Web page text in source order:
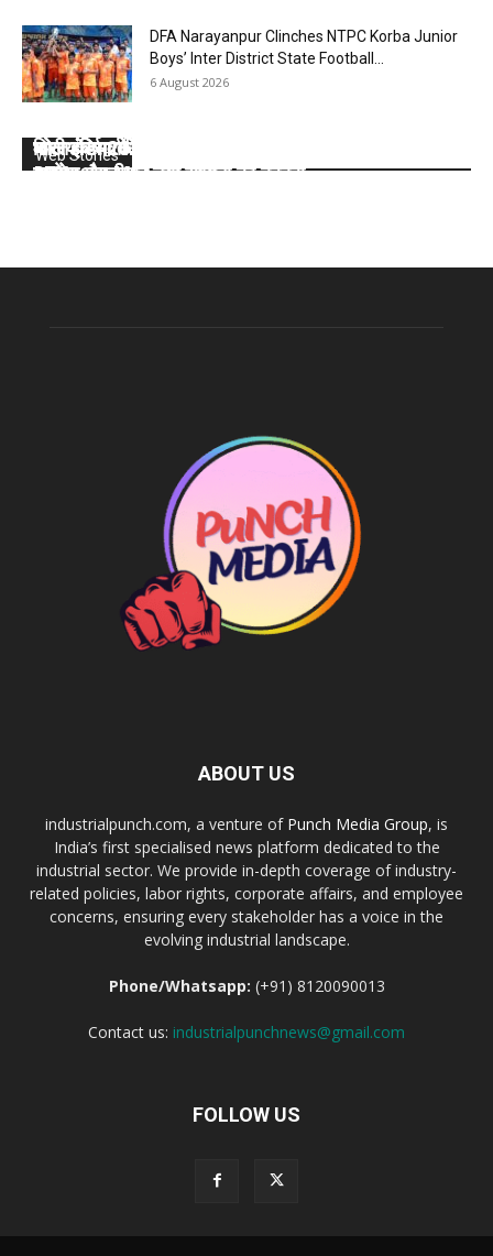
DFA Narayanpur Clinches NTPC Korba Junior
Boys’ Inter District State Football...
6 August 2026
Web Stories
कोल इंडिया की 10 मेगा माइंस ने Q1 में बनाया रिकॉर्ड, SECL,
NCL और MCL की खदानों का दबदबा
भारत के सर्वाधिक कोयला भंडार वाले सात राज्यों के बारे में
जानें:
वित्तीय वर्ष 2025- 26 : कोल इंडिया लिमिटेड की टॉप- 10
खदान
कोल इंडिया ने डिस्पैच का टारगेट भी किया कम, देखें 2026-
27 का कंपनीवार नया लक्ष्य
कोल इंडिया ने घटाया लक्ष्य, देखें 2026- 27 का कंपनीवार नया
टारगेट
ABOUT US
industrialpunch.com, a venture of Punch Media Group, is
India’s first specialised news platform dedicated to the
industrial sector. We provide in-depth coverage of industry-
related policies, labor rights, corporate affairs, and employee
concerns, ensuring every stakeholder has a voice in the
evolving industrial landscape.
Phone/Whatsapp: (+91) 8120090013
Contact us: industrialpunchnews@gmail.com
FOLLOW US